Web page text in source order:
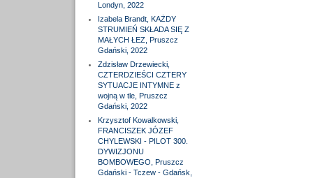
Londyn, 2022
Izabela Brandt, KAŻDY
STRUMIEŃ SKŁADA SIĘ Z
MAŁYCH ŁEZ, Pruszcz
Gdański, 2022
Zdzisław Drzewiecki,
CZTERDZIEŚCI CZTERY
SYTUACJE INTYMNE z
wojną w tle, Pruszcz
Gdański, 2022
Krzysztof Kowalkowski,
FRANCISZEK JÓZEF
CHYLEWSKI - PILOT 300.
DYWIZJONU
BOMBOWEGO, Pruszcz
Gdański - Tczew - Gdańsk,